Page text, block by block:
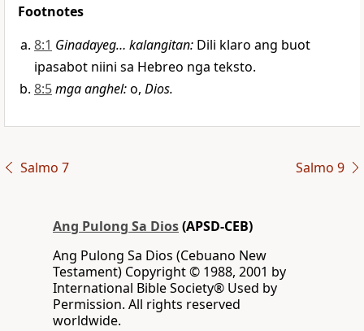
Footnotes
8:1 Ginadayeg… kalangitan: Dili klaro ang buot
ipasabot niini sa Hebreo nga teksto.
8:5mga anghel:o, Dios.
Salmo 7 Salmo 9
Ang Pulong Sa Dios(APSD-CEB)
Ang Pulong Sa Dios (Cebuano New
Testament) Copyright © 1988, 2001 by
International Bible Society® Used by
Permission. All rights reserved
worldwide.